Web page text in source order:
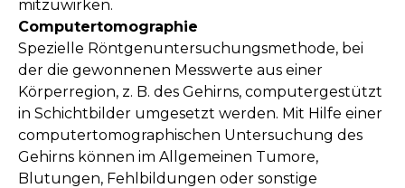
mitzuwirken.
Computertomographie
Spezielle Röntgenuntersuchungsmethode, bei
der die gewonnenen Messwerte aus einer
Körperregion, z. B. des Gehirns, computergestützt
in Schichtbilder umgesetzt werden. Mit Hilfe einer
computertomographischen Untersuchung des
Gehirns können im Allgemeinen Tumore,
Blutungen, Fehlbildungen oder sonstige